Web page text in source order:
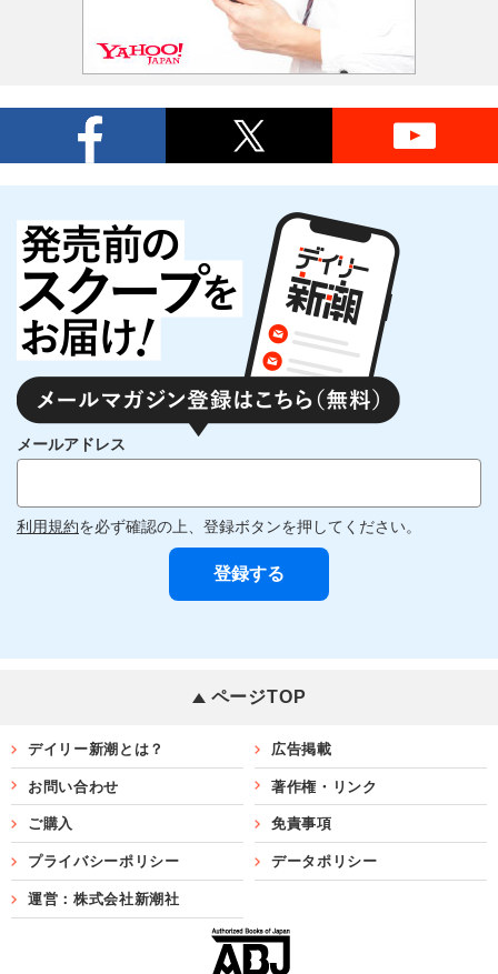
メールアドレス
利用規約を必ず確認の上、登録ボタンを押してください。
ページTOP
デイリー新潮とは？ 広告掲載
お問い合わせ 著作権・リンク
ご購入 免責事項
プライバシーポリシー データポリシー
運営：株式会社新潮社